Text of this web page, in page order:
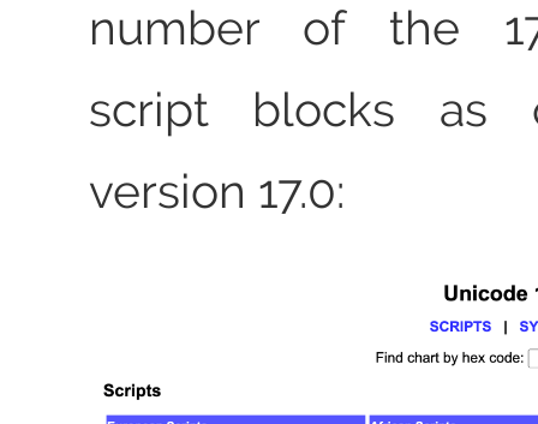
number of the
script blocks as
version 17.0: